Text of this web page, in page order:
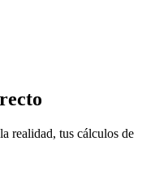
realidad, tus cálculos de